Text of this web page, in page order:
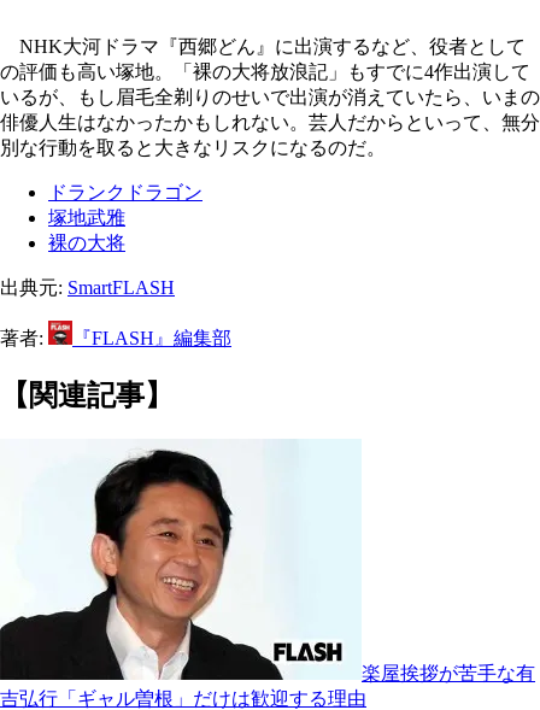
NHK大河ドラマ『西郷どん』に出演するなど、役者として
の評価も高い塚地。「裸の大将放浪記」もすでに4作出演して
いるが、もし眉毛全剃りのせいで出演が消えていたら、いまの
俳優人生はなかったかもしれない。芸人だからといって、無分
別な行動を取ると大きなリスクになるのだ。
ドランクドラゴン
塚地武雅
裸の大将
出典元: SmartFLASH
著者: 『FLASH』編集部
【関連記事】
楽屋挨拶が苦手な有
吉弘行「ギャル曽根」だけは歓迎する理由